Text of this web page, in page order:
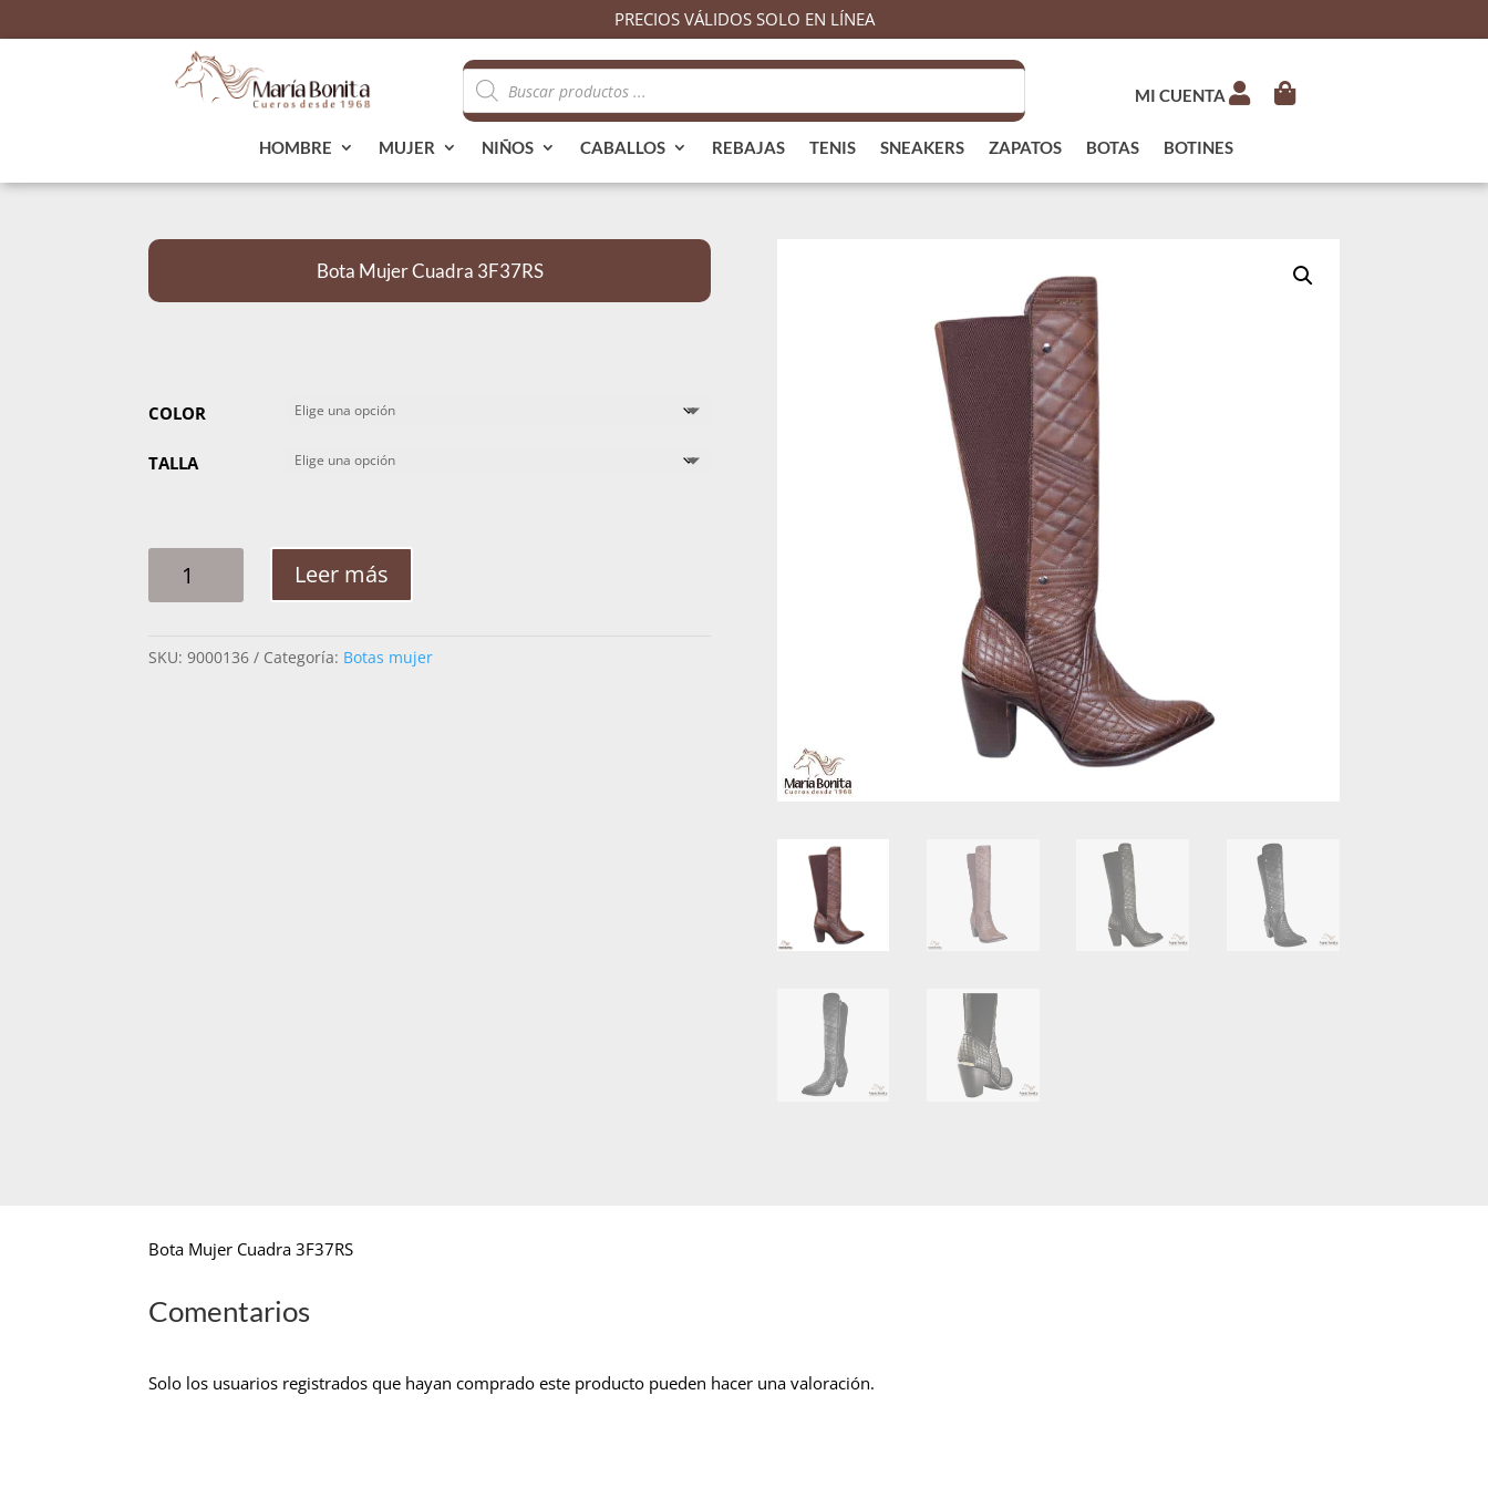
PRECIOS VÁLIDOS SOLO EN LÍNEA
Búsqueda
de
productos
MI CUENTA
HOMBRE MUJER NIÑOS CABALLOS REBAJAS TENIS SNEAKERS ZAPATOS BOTAS BOTINES
Bota Mujer Cuadra 3F37RS
COLOR
TALLA
MUJER
CANTIDAD
Leer más
SKU:9000136 Categoría: Botas mujer
Bota Mujer Cuadra 3F37RS
Comentarios
Solo los usuarios registrados que hayan comprado este producto pueden hacer una valoración.